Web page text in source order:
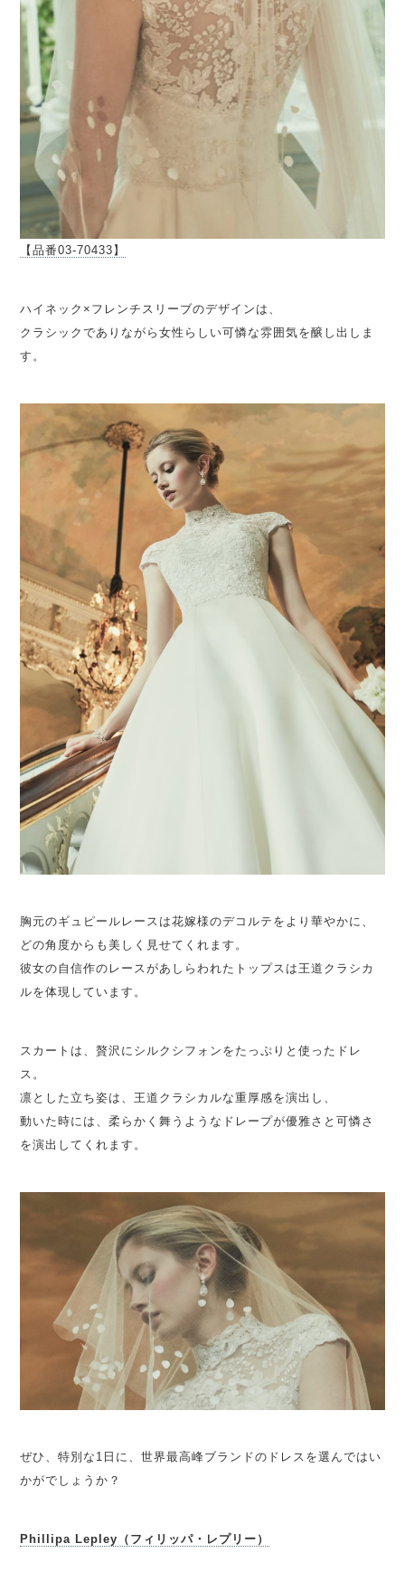
【品番03-70433】
ハイネック×フレンチスリーブのデザインは、
クラシックでありながら女性らしい可憐な雰囲気を醸し出しま
す。
胸元のギュピールレースは花嫁様のデコルテをより華やかに、
どの角度からも美しく見せてくれます。
彼女の自信作のレースがあしらわれたトップスは王道クラシカ
ルを体現しています。
スカートは、贅沢にシルクシフォンをたっぷりと使ったドレ
ス。
凛とした立ち姿は、王道クラシカルな重厚感を演出し、
動いた時には、柔らかく舞うようなドレープが優雅さと可憐さ
を演出してくれます。
ぜひ、特別な1日に、世界最高峰ブランドのドレスを選んではい
かがでしょうか？
Phillipa Lepley（フィリッパ・レプリー）